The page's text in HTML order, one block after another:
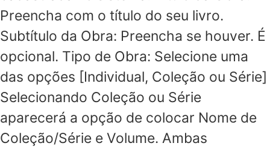
Preencha com o título do seu livro.
Subtítulo da Obra: Preencha se houver. É
opcional. Tipo de Obra: Selecione uma
das opções [Individual, Coleção ou Série]
Selecionando Coleção ou Série
aparecerá a opção de colocar Nome de
Coleção/Série e Volume. Ambas